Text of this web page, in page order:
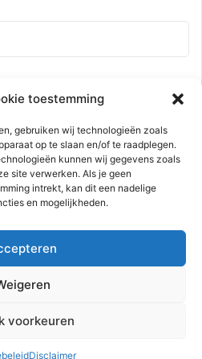
toestemming
gebruiken wij technologieën zoals
op te slaan en/of te raadplegen.
kunnen wij gegevens zoals
site verwerken. Als je geen
intrekt, kan dit een nadelige
en mogelijkheden.
voorkeuren
Disclaimer
in deze browser voor de
reactie plaats.
.